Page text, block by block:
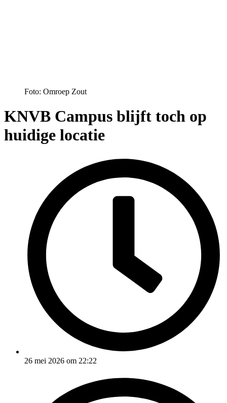
Foto: Omroep Zout
KNVB Campus blijft toch op
huidige locatie
26 mei 2026 om 22:22